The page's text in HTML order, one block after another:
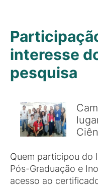
interesse
pesquisa
Quem participou do
Pós-Graduação e
acesso ao